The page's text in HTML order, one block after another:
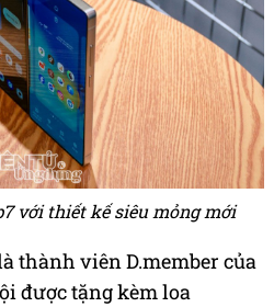
với thiết kế siêu mỏng mới
thành viên D.member của
được tặng kèm loa